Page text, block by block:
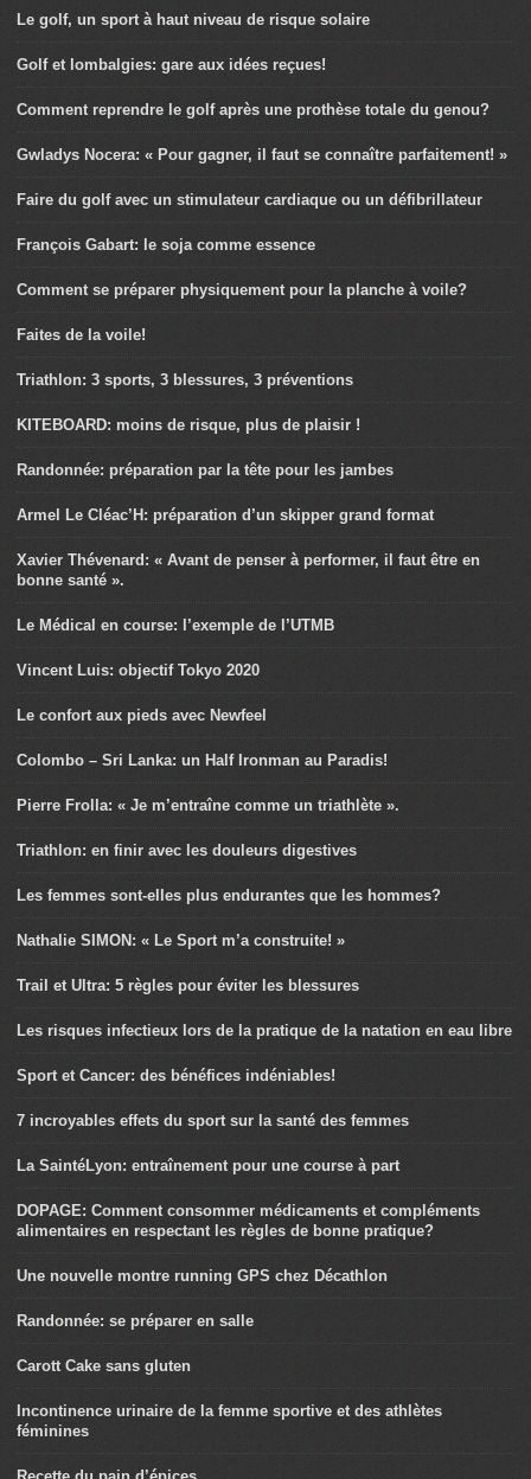
Le golf, un sport à haut niveau de risque solaire
Golf et lombalgies: gare aux idées reçues!
Comment reprendre le golf après une prothèse totale du genou?
Gwladys Nocera: « Pour gagner, il faut se connaître parfaitement! »
Faire du golf avec un stimulateur cardiaque ou un défibrillateur
François Gabart: le soja comme essence
Comment se préparer physiquement pour la planche à voile?
Faites de la voile!
Triathlon: 3 sports, 3 blessures, 3 préventions
KITEBOARD: moins de risque, plus de plaisir !
Randonnée: préparation par la tête pour les jambes
Armel Le Cléac’H: préparation d’un skipper grand format
Xavier Thévenard: « Avant de penser à performer, il faut être en
bonne santé ».
Le Médical en course: l’exemple de l’UTMB
Vincent Luis: objectif Tokyo 2020
Le confort aux pieds avec Newfeel
Colombo – Sri Lanka: un Half Ironman au Paradis!
Pierre Frolla: « Je m’entraîne comme un triathlète ».
Triathlon: en finir avec les douleurs digestives
Les femmes sont-elles plus endurantes que les hommes?
Nathalie SIMON: « Le Sport m’a construite! »
Trail et Ultra: 5 règles pour éviter les blessures
Les risques infectieux lors de la pratique de la natation en eau libre
Sport et Cancer: des bénéfices indéniables!
7 incroyables effets du sport sur la santé des femmes
La SaintéLyon: entraînement pour une course à part
DOPAGE: Comment consommer médicaments et compléments
alimentaires en respectant les règles de bonne pratique?
Une nouvelle montre running GPS chez Décathlon
Randonnée: se préparer en salle
Carott Cake sans gluten
Incontinence urinaire de la femme sportive et des athlètes
féminines